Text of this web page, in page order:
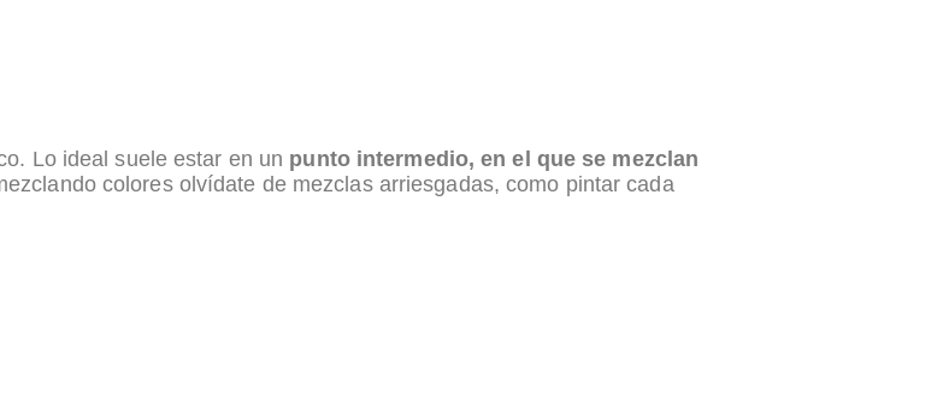
Lo ideal suele estar en un punto intermedio, en el que se mezclan
colores olvídate de mezclas arriesgadas, como pintar cada